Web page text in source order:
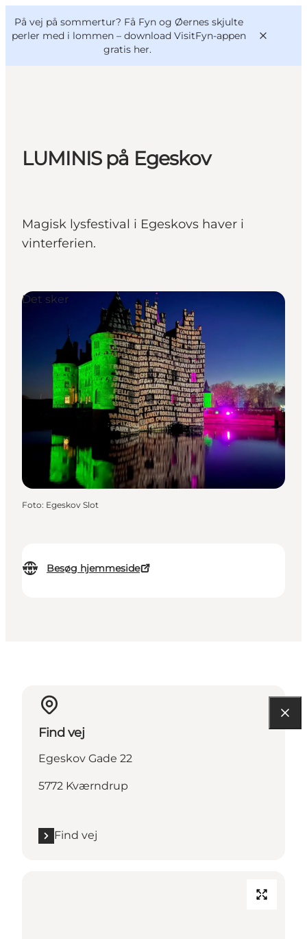
På vej på sommertur? Få Fyn og Øernes skjulte
perler med i lommen – download VisitFyn-appen
gratis her.
Oplevelser
Outdoor
Book lokale oplevelser
VisitFyn
Deutsch
LUMINIS på Egeskov
Magisk lysfestival i Egeskovs haver i
vinterferien.
Besøg hjemmeside
Det sker
Foto: Egeskov Slot
Find vej
Egeskov Gade 22
5772 Kværndrup
Find vej